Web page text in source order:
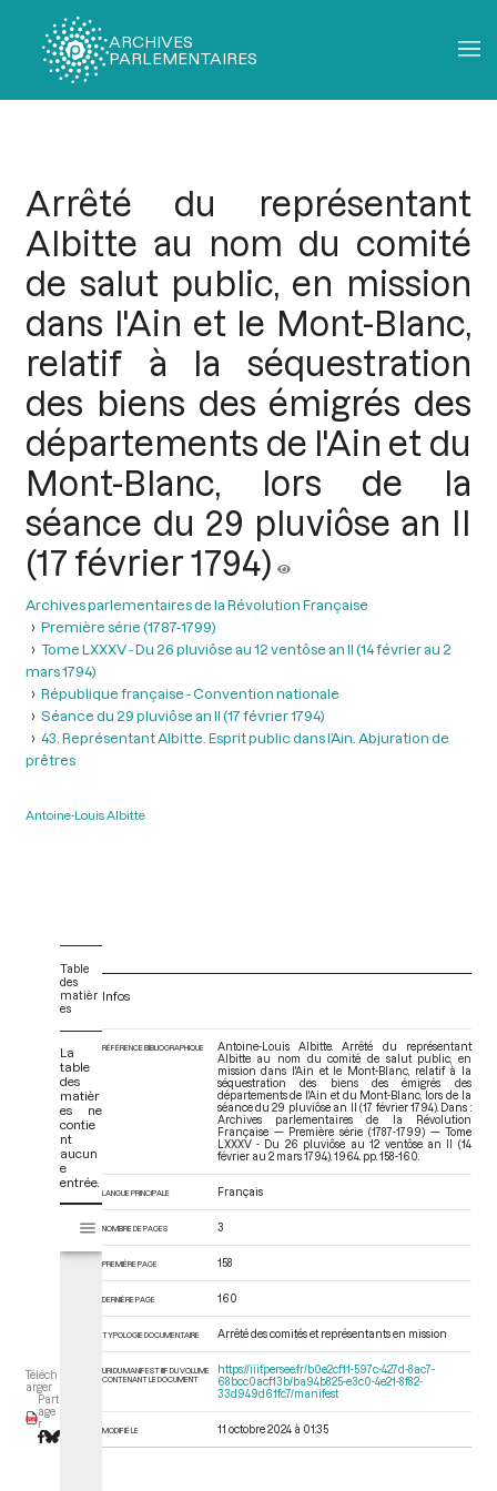
ARCHIVES
PARLEMENTAIRES
Arrêté du représentant
Albitte au nom du comité
de salut public, en mission
dans l'Ain et le Mont-Blanc,
relatif à la séquestration
des biens des émigrés des
départements de l'Ain et du
Mont-Blanc, lors de la
séance du 29 pluviôse an II
(17 février 1794)
Archives parlementaires de la Révolution Française
Première série (1787-1799)
Tome LXXXV - Du 26 pluviôse au 12 ventôse an II (14 février au 2
mars 1794)
République française - Convention nationale
Séance du 29 pluviôse an II (17 février 1794)
43. Représentant Albitte. Esprit public dans l’Ain. Abjuration de
prêtres
Antoine-Louis Albitte
Téléch
arger
Part
age
r
Table
des
matièr
es
La
table
des
matièr
es ne
contie
nt
aucun
e
entrée.
s
Tome LXXXV - Du 26 pluviôse au 12 ventôse an II (14 février au 2 mars
Infos
RÉFÉRENCE BIBLIOGRAPHIQUE
Antoine-Louis Albitte. Arrêté du représentant
Albitte au nom du comité de salut public, en
mission dans l'Ain et le Mont-Blanc, relatif à la
séquestration des biens des émigrés des
départements de l'Ain et du Mont-Blanc, lors de la
séance du 29 pluviôse an II (17 février 1794). Dans :
Archives parlementaires de la Révolution
Française — Première série (1787-1799) — Tome
LXXXV - Du 26 pluviôse au 12 ventôse an II (14
février au 2 mars 1794). 1964. pp. 158-160.
LANGUE PRINCIPALE Français
NOMBRE DE PAGES 3
PREMIÈRE PAGE 158
DERNIÈRE PAGE 160
TYPOLOGIE DOCUMENTAIRE Arrêté des comités et représentants en mission
URI DU MANIFEST IIIF DU VOLUME
CONTENANT LE DOCUMENT
https://iiif.persee.fr/b0e2cf11-597c-427d-8ac7-
68bcc0acf13b/ba94b825-e3c0-4e21-8f82-
33d949d61fc7/manifest
MODIFIÉ LE 11 octobre 2024 à 01:35